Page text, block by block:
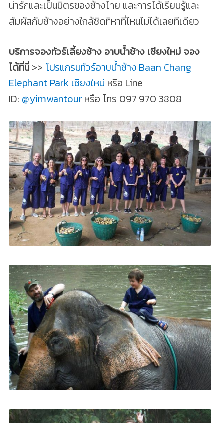
น่ารักและเป็นมิตรของช้างไทย และการได้เรียนรู้และ
สัมผัสกับช้างอย่างใกล้ชิดที่หาที่ไหนไม่ได้เลยทีเดียว
บริการจองทัวร์เลี้ยงช้าง อาบน้ำช้าง เชียงใหม่ จอง
ได้ที่นี่>> โปรแกรมทัวร์อาบน้ำช้าง Baan Chang
Elephant Park เชียงใหม่ หรือ Line
ID: @yimwantourหรือ โทร 097 970 3808